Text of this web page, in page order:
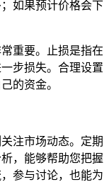
如果预计价格会下
重要。止损是指在
步损失。合理设置
的资金。
注市场动态。定期
，能够帮助您把握
参与讨论，也能为